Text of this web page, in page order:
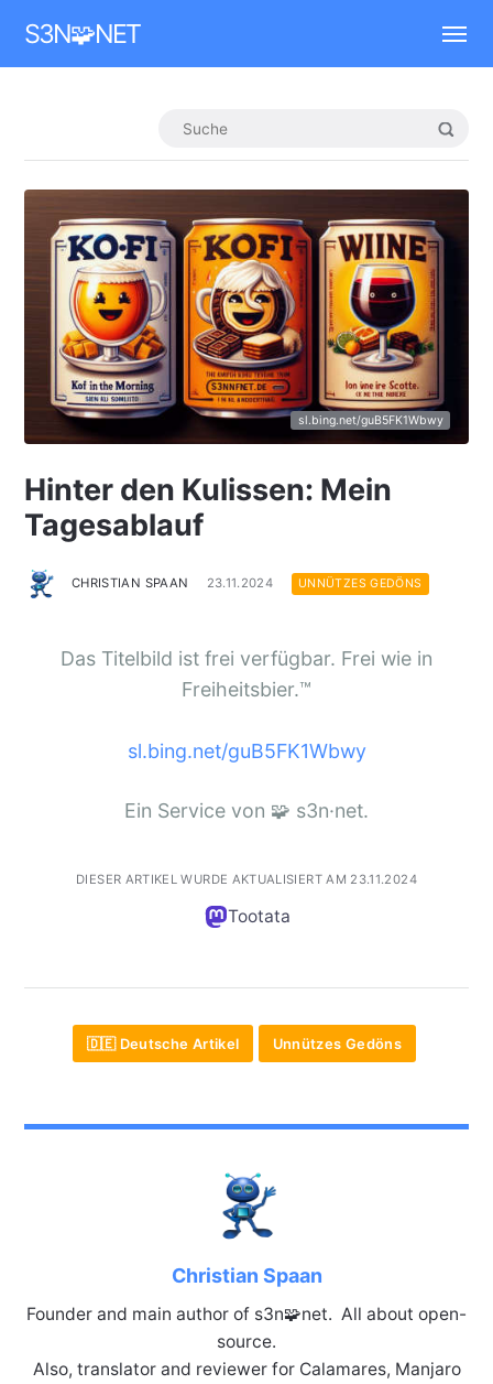
S3N🧩NET
sl.bing.net/guB5FK1Wbwy
Hinter den Kulissen: Mein
Tagesablauf
CHRISTIAN SPAAN 23.11.2024 UNNÜTZES GEDÖNS
Das Titelbild ist frei verfügbar. Frei wie in
Freiheitsbier.™️
sl.bing.net/guB5FK1Wbwy
Ein Service von 🧩 s3n·net.
DIESER ARTIKEL WURDE AKTUALISIERT AM 23.11.2024
Tootata
🇩🇪 Deutsche Artikel Unnützes Gedöns
Christian Spaan
Founder and main author of s3n🧩net. All about open-
source.
Also, translator and reviewer for Calamares, Manjaro